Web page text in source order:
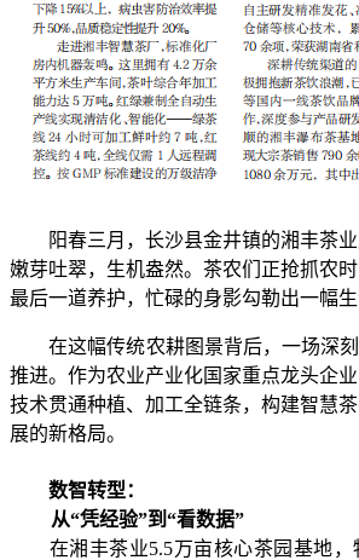
阳春三月，长沙县金井镇的湘丰茶
嫩芽吐翠，生机盎然。茶农们正抢抓农
最后一道养护，忙碌的身影勾勒出一幅生
在这幅传统农耕图景背后，一场深刻
推进。作为农业产业化国家重点龙头企
技术贯通种植、加工全链条，构建智慧
展的新格局。
数智转型：
从“凭经验”到“看数据”
在湘丰茶业5.5万亩核心茶园基地，